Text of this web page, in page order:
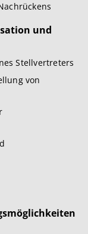
und
Stellvertreters
von